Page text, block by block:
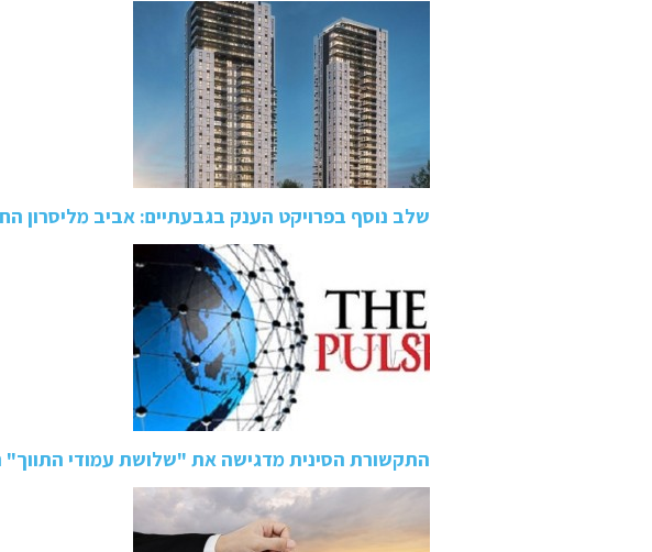
שלב נוסף בפרויקט הענק בגבעתיים: אביב מליסרון
התקשורת הסינית מדגישה את "שלושת עמודי